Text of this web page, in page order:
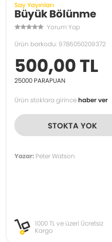
Say Yayınları
Büyük Bölünme
Yorum Yap
Ürün barkodu: 9786050209372
500,00 TL
25000 PARAPUAN
Ürün stoklara girincehaber ver
STOKTA YOK
Yazar: Peter Watson
1000 TL ve üzeri Ücretsiz
Kargo